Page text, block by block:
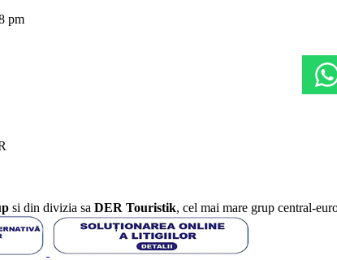
pm
si din divizia sa DER Touristik, cel mai mare grup central-